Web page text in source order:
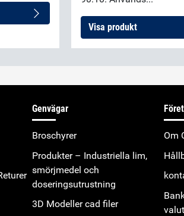
Visa produkt
Genvägar
Broschyrer
Produkter – Industriella lim,
smörjmedel och
doseringsutrustning
3D Modeller cad filer
Om